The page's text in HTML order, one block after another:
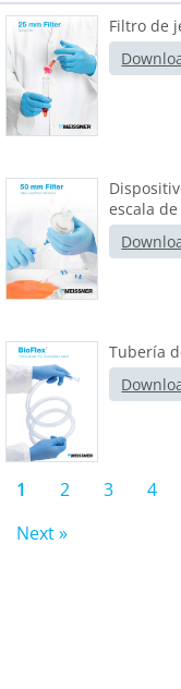
Filtro de
escala
Tubería
1 2 3 4
Next »